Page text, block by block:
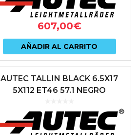
607,00€
AÑADIR AL CARRITO
AUTEC TALLIN BLACK 6.5X17
5X112 ET46 57.1 NEGRO